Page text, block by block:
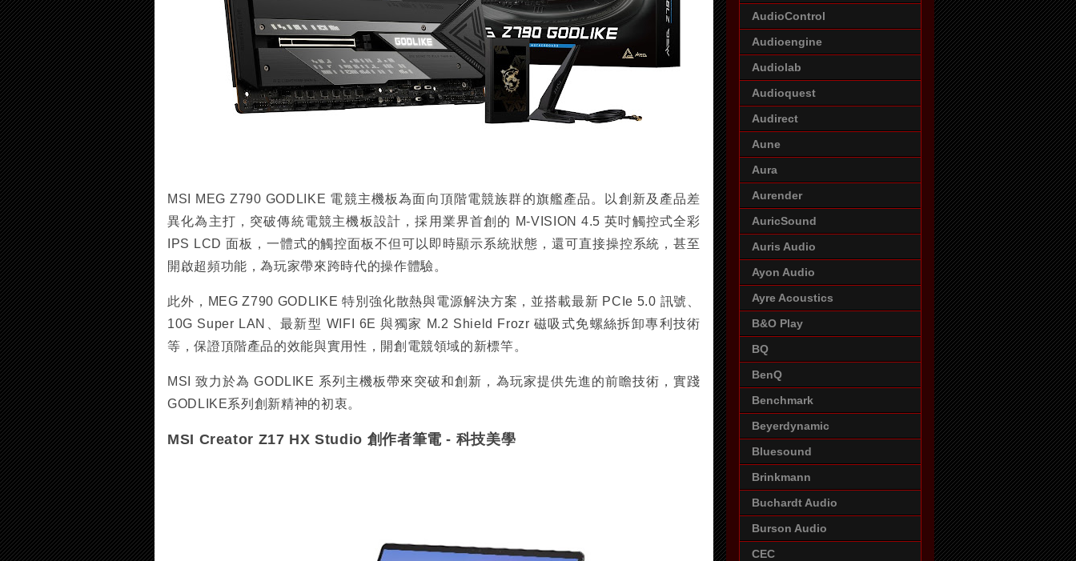
MSI MEG Z790 GODLIKE 電競主機板為面向頂階電競族群的旗艦產品。以創新及產品差
異化為主打，突破傳統電競主機板設計，採用業界首創的 M-VISION 4.5 英吋觸控式全彩
IPS LCD 面板，一體式的觸控面板不但可以即時顯示系統狀態，還可直接操控系統，甚至
開啟超頻功能，為玩家帶來跨時代的操作體驗。
此外，MEG Z790 GODLIKE 特別強化散熱與電源解決方案，並搭載最新 PCIe 5.0 訊號、
10G Super LAN、最新型 WIFI 6E 與獨家 M.2 Shield Frozr 磁吸式免螺絲拆卸專利技術
等，保證頂階產品的效能與實用性，開創電競領域的新標竿。
MSI 致力於為 GODLIKE 系列主機板帶來突破和創新，為玩家提供先進的前瞻技術，實踐
GODLIKE系列創新精神的初衷。
MSI Creator Z17 HX Studio 創作者筆電 - 科技美學
AudioControl
Audioengine
Audiolab
Audioquest
Audirect
Aune
Aura
Aurender
AuricSound
Auris Audio
Ayon Audio
Ayre Acoustics
B&O Play
BQ
BenQ
Benchmark
Beyerdynamic
Bluesound
Brinkmann
Buchardt Audio
Burson Audio
CEC